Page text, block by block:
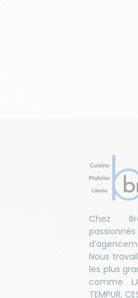
Chez
Nous
les plus
comme
TEMPUR,